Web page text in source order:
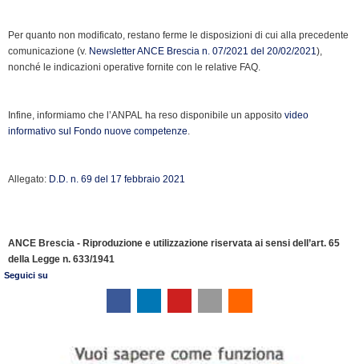
Per quanto non modificato, restano ferme le disposizioni di cui alla precedente
comunicazione (v. Newsletter ANCE Brescia n. 07/2021 del 20/02/2021),
nonché le indicazioni operative fornite con le relative FAQ.
Infine, informiamo che l’ANPAL ha reso disponibile un apposito video
informativo sul Fondo nuove competenze.
Allegato: D.D. n. 69 del 17 febbraio 2021
ANCE Brescia - Riproduzione e utilizzazione riservata ai sensi dell’art. 65
della Legge n. 633/1941
Seguici su